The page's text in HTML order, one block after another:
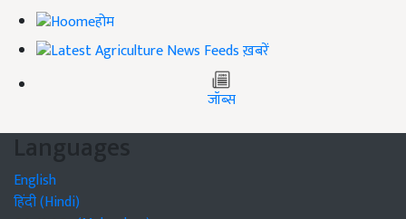
होम
ख़बरें
जॉब्स
Languages
English
हिंदी (Hindi)